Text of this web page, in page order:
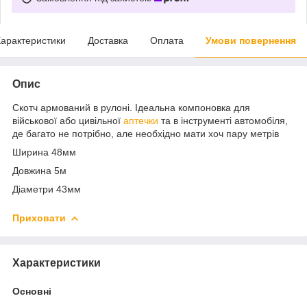
Доставка Оплата Умови повернення
Опис
Скотч армований в рулоні. Ідеальна компоновка для
військової або цивільної аптечки та в інструменті автомобіля,
де багато не потрібно, але необхідно мати хоч пару метрів
Ширина 48мм
Довжина 5м
Діаметри 43мм
Приховати
Характеристики
Основні